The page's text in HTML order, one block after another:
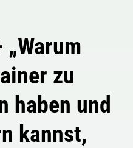
zu
haben und
kannst,